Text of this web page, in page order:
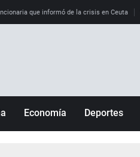
que informó de la crisis en Ceuta
Economía Deportes